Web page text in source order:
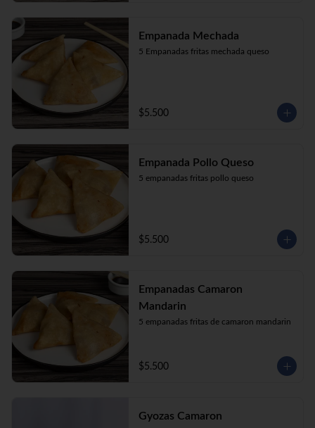
Empanada Mechada
5 Empanadas fritas mechada queso
$5.500
Empanada Pollo Queso
5 empanadas fritas pollo queso
$5.500
Empanadas Camaron
Mandarin
5 empanadas fritas de camaron mandarin
$5.500
Gyozas Camaron